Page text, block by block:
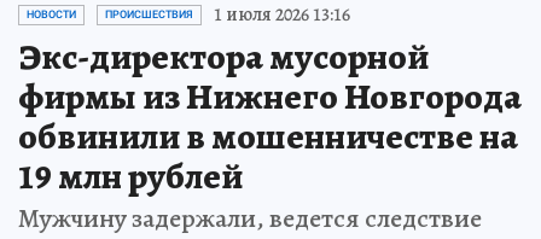
НОВОСТИ ПРОИСШЕСТВИЯ 1 июля 2026 13:16
Экс-директора мусорной
фирмы из Нижнего Новгорода
обвинили в мошенничестве на
19 млн рублей
Мужчину задержали, ведется следствие